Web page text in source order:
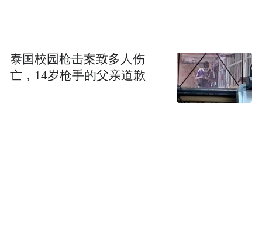
泰国校园枪击案致多人伤
亡，14岁枪手的父亲道歉